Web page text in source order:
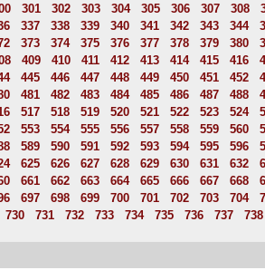
301 302 303 304 305 306 307 308
337 338 339 340 341 342 343 344
373 374 375 376 377 378 379 380
409 410 411 412 413 414 415 416
445 446 447 448 449 450 451 452
481 482 483 484 485 486 487 488
517 518 519 520 521 522 523 524
553 554 555 556 557 558 559 560
589 590 591 592 593 594 595 596
625 626 627 628 629 630 631 632
661 662 663 664 665 666 667 668
697 698 699 700 701 702 703 704
730 731 732 733 734 735 736 737 738